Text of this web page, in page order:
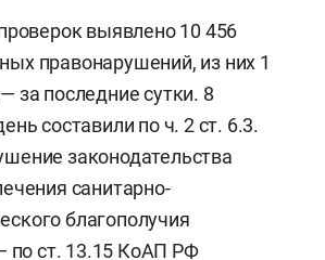
выявлено 10 456
правонарушений, из них 1
за последние сутки. 8
составили по ч. 2 ст. 6.3.
законодательства
санитарно-
благополучия
по ст. 13.15 КоАП РФ